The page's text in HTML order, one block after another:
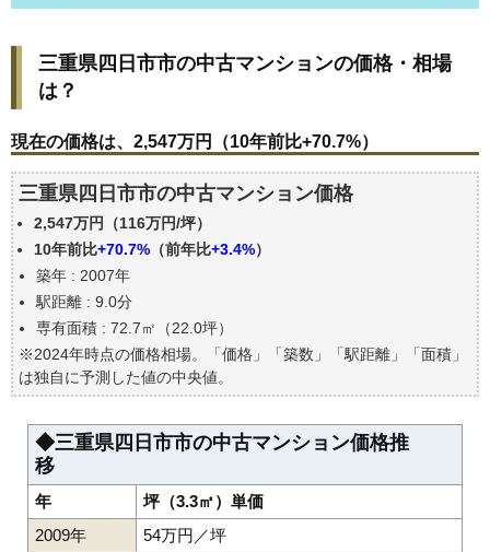
現在の価格は、2,547万円（10年前比+70.7%）
価格を詳細に分析しよう
駅からの徒歩距離で価格はどうなる？
築年数で価格はどうなる？
三重県四日市市の中古マンションの過去の売買事例
公示地価はいくら
エリアの将来性を人口予想から検討しよう
自分の年収でいくらの不動産が買える？
三重県四日市市の中古マンションの価格・相場
は？
現在の価格は、2,547万円（10年前比+70.7%）
三重県四日市市の中古マンション価格
2,547万円（116万円/坪）
10年前比+70.7% （前年比+3.4%）
築年 : 2007年
駅距離 : 9.0分
専有面積 : 72.7㎡（22.0坪）
※2024年時点の価格相場。「価格」「築数」「駅距離」「面積」
は独自に予測した値の中央値。
◆三重県四日市市の中古マンション価格推
移
年
坪（3.3㎡）単価
2009年
54万円／坪